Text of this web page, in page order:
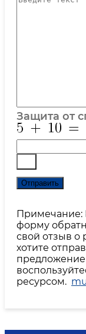
Защита от
Отправить
Примечание:
форму
свой отзыв о
хотите
предложение
ресурсом.